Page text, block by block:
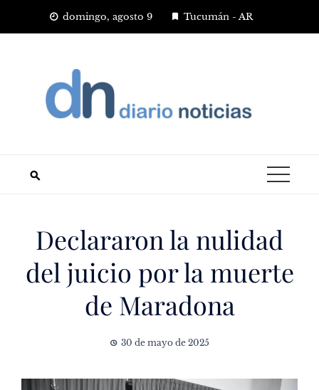
domingo, agosto 9 Tucumán - AR
Declararon la nulidad
del juicio por la muerte
de Maradona
30 de mayo de 2025